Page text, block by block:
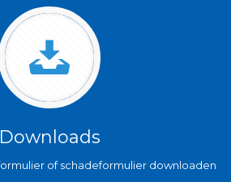
Downloads
of schadeformulier downloaden